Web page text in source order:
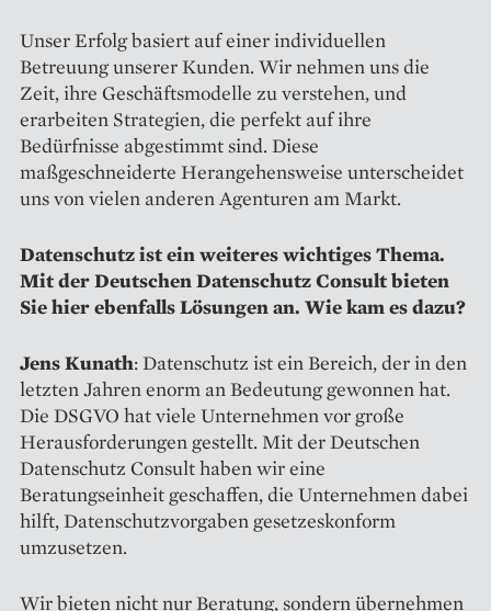
Unser Erfolg basiert auf einer individuellen
Betreuung unserer Kunden. Wir nehmen uns die
Zeit, ihre Geschäftsmodelle zu verstehen, und
erarbeiten Strategien, die perfekt auf ihre
Bedürfnisse abgestimmt sind. Diese
maßgeschneiderte Herangehensweise unterscheidet
uns von vielen anderen Agenturen am Markt.
Datenschutz ist ein weiteres wichtiges Thema.
Mit der Deutschen Datenschutz Consult bieten
Sie hier ebenfalls Lösungen an. Wie kam es dazu?
Jens Kunath: Datenschutz ist ein Bereich, der in den
letzten Jahren enorm an Bedeutung gewonnen hat.
Die DSGVO hat viele Unternehmen vor große
Herausforderungen gestellt. Mit der Deutschen
Datenschutz Consult haben wir eine
Beratungseinheit geschaffen, die Unternehmen dabei
hilft, Datenschutzvorgaben gesetzeskonform
umzusetzen.
Wir bieten nicht nur Beratung, sondern übernehmen